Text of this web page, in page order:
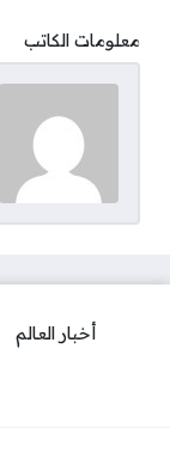
معلومات الكاتب
أخبار العالم